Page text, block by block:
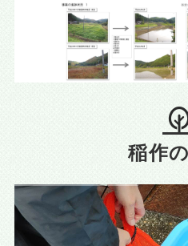
稲作